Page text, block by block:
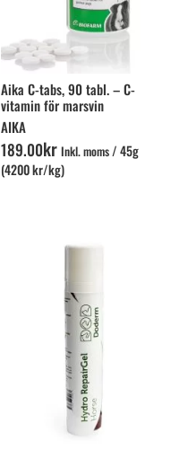
Aika C-tabs, 90 tabl. – C-
vitamin för marsvin
AIKA
189.00kr Inkl. moms /45g
(4200 kr/kg)